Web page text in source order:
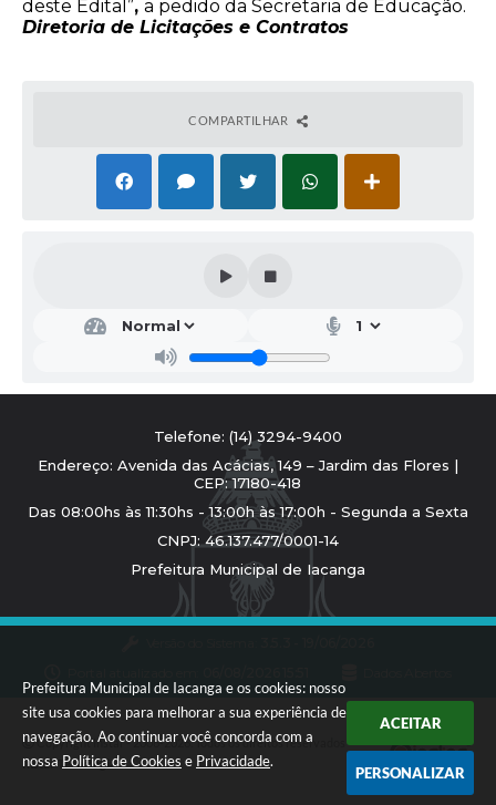
Prefeitura Municipal de Iacanga e os cookies: nosso
site usa cookies para melhorar a sua experiência de
navegação. Ao continuar você concorda com a
nossa Política de Cookies e Privacidade.
ACEITAR
PERSONALIZAR
deste Edital”, a pedido da Secretaria de Educação.
Diretoria de Licitações e Contratos
COMPARTILHAR
Telefone: (14) 3294-9400
Endereço: Avenida das Acácias, 149 – Jardim das Flores |
CEP: 17180-418
Das 08:00hs às 11:30hs - 13:00h às 17:00h - Segunda a Sexta
CNPJ: 46.137.477/0001-14
Prefeitura Municipal de Iacanga
Copyright Instar - 2006-2026. Todos os direitos reservados -
Instar Tecnologia